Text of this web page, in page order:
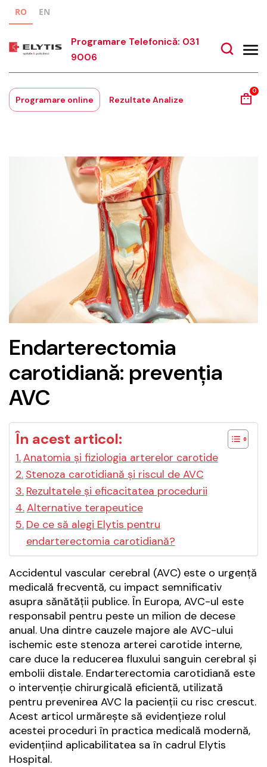
RO EN
Programare Telefonică: 031
9006
Programare online Rezultate Analize
0
Endarterectomia
carotidiană: prevenția
AVC
În acest articol:
Anatomia și fiziologia arterelor carotide
Stenoza carotidiană și riscul de AVC
Rezultatele și eficacitatea procedurii
Alternative terapeutice
De ce să alegi Elytis pentru
endarterectomia carotidiană?
Accidentul vascular cerebral (AVC) este o urgență
medicală frecventă, cu impact semnificativ
asupra sănătății publice. În Europa, AVC-ul este
responsabil pentru peste un milion de decese
anual. Una dintre cauzele majore ale AVC-ului
ischemic este stenoza arterei carotide interne,
care duce la reducerea fluxului sanguin cerebral și
embolii distale. Endarterectomia carotidiană este
o intervenție chirurgicală eficientă, utilizată
pentru prevenirea AVC la pacienții cu risc crescut.
Acest articol urmărește să evidențieze rolul
acestei proceduri în practica medicală modernă,
evidențiind aplicabilitatea sa în cadrul Elytis
Hospital.